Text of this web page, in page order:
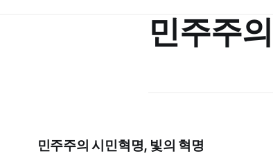
민주주의
민주주의 시민혁명, 빛의 혁명